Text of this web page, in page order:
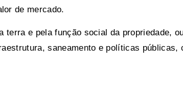
de mercado.
terra e pela função social da propriedade,
saneamento e políticas públicas,